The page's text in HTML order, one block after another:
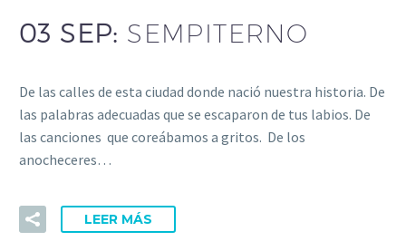
03 SEP: SEMPITERNO
De las calles de esta ciudad donde nació nuestra historia. De
las palabras adecuadas que se escaparon de tus labios. De
las canciones que coreábamos a gritos. De los
anocheceres…
LEER MÁS